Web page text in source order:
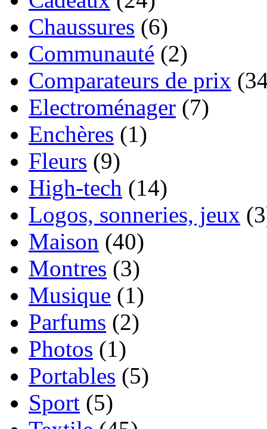
Chaussures (6)
Communauté (2)
Comparateurs de prix
Electroménager (7)
Enchères (1)
Fleurs (9)
High-tech (14)
Logos, sonneries, jeux
Maison (40)
Montres (3)
Musique (1)
Parfums (2)
Photos (1)
Portables (5)
Sport (5)